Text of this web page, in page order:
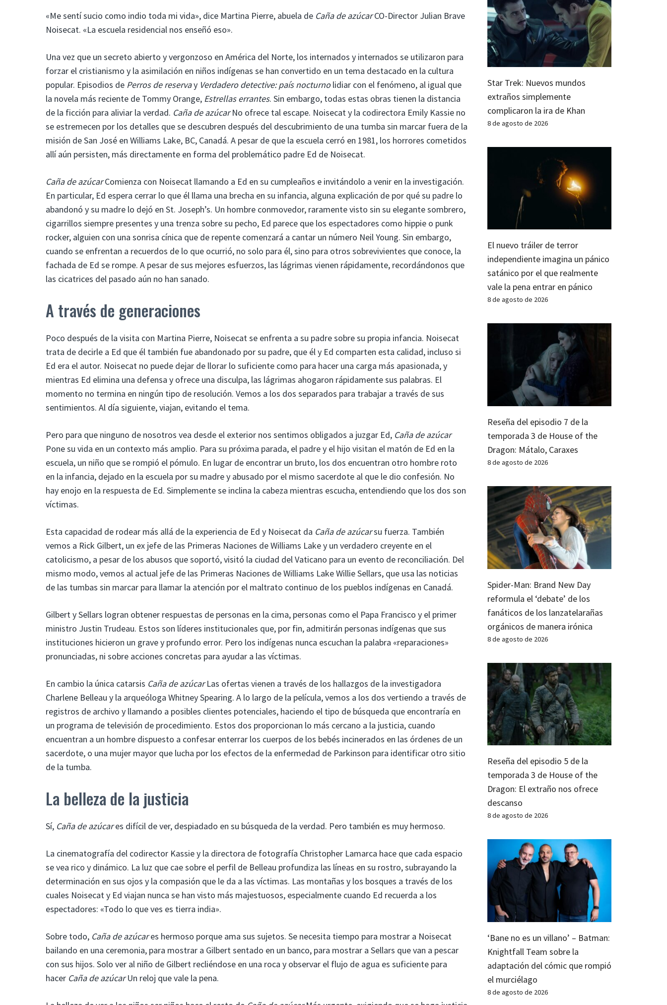
«Me sentí sucio como indio toda mi vida», dice Martina Pierre, abuela de Caña de azúcarCO-Director Julian Brave
Noisecat. «La escuela residencial nos enseñó eso».
Una vez que un secreto abierto y vergonzoso en América del Norte, los internados y internados se utilizaron para
forzar el cristianismo y la asimilación en niños indígenas se han convertido en un tema destacado en la cultura
popular. Episodios de Perros de reservay Verdadero detective: país nocturnolidiar con el fenómeno, al igual que
la novela más reciente de Tommy Orange, Estrellas errantes. Sin embargo, todas estas obras tienen la distancia
de la ficción para aliviar la verdad. Caña de azúcarNo ofrece tal escape. Noisecat y la codirectora Emily Kassie no
se estremecen por los detalles que se descubren después del descubrimiento de una tumba sin marcar fuera de la
misión de San José en Williams Lake, BC, Canadá. A pesar de que la escuela cerró en 1981, los horrores cometidos
allí aún persisten, más directamente en forma del problemático padre Ed de Noisecat.
Caña de azúcarComienza con Noisecat llamando a Ed en su cumpleaños e invitándolo a venir en la investigación.
En particular, Ed espera cerrar lo que él llama una brecha en su infancia, alguna explicación de por qué su padre lo
abandonó y su madre lo dejó en St. Joseph’s. Un hombre conmovedor, raramente visto sin su elegante sombrero,
cigarrillos siempre presentes y una trenza sobre su pecho, Ed parece que los espectadores como hippie o punk
rocker, alguien con una sonrisa cínica que de repente comenzará a cantar un número Neil Young. Sin embargo,
cuando se enfrentan a recuerdos de lo que ocurrió, no solo para él, sino para otros sobrevivientes que conoce, la
fachada de Ed se rompe. A pesar de sus mejores esfuerzos, las lágrimas vienen rápidamente, recordándonos que
las cicatrices del pasado aún no han sanado.
A través de generaciones
Poco después de la visita con Martina Pierre, Noisecat se enfrenta a su padre sobre su propia infancia. Noisecat
trata de decirle a Ed que él también fue abandonado por su padre, que él y Ed comparten esta calidad, incluso si
Ed era el autor. Noisecat no puede dejar de llorar lo suficiente como para hacer una carga más apasionada, y
mientras Ed elimina una defensa y ofrece una disculpa, las lágrimas ahogaron rápidamente sus palabras. El
momento no termina en ningún tipo de resolución. Vemos a los dos separados para trabajar a través de sus
sentimientos. Al día siguiente, viajan, evitando el tema.
Pero para que ninguno de nosotros vea desde el exterior nos sentimos obligados a juzgar Ed, Caña de azúcar
Pone su vida en un contexto más amplio. Para su próxima parada, el padre y el hijo visitan el matón de Ed en la
escuela, un niño que se rompió el pómulo. En lugar de encontrar un bruto, los dos encuentran otro hombre roto
en la infancia, dejado en la escuela por su madre y abusado por el mismo sacerdote al que le dio confesión. No
hay enojo en la respuesta de Ed. Simplemente se inclina la cabeza mientras escucha, entendiendo que los dos son
víctimas.
Esta capacidad de rodear más allá de la experiencia de Ed y Noisecat da Caña de azúcarsu fuerza. También
vemos a Rick Gilbert, un ex jefe de las Primeras Naciones de Williams Lake y un verdadero creyente en el
catolicismo, a pesar de los abusos que soportó, visitó la ciudad del Vaticano para un evento de reconciliación. Del
mismo modo, vemos al actual jefe de las Primeras Naciones de Williams Lake Willie Sellars, que usa las noticias
de las tumbas sin marcar para llamar la atención por el maltrato continuo de los pueblos indígenas en Canadá.
Gilbert y Sellars logran obtener respuestas de personas en la cima, personas como el Papa Francisco y el primer
ministro Justin Trudeau. Estos son líderes institucionales que, por fin, admitirán personas indígenas que sus
instituciones hicieron un grave y profundo error. Pero los indígenas nunca escuchan la palabra «reparaciones»
pronunciadas, ni sobre acciones concretas para ayudar a las víctimas.
En cambio la única catarsis Caña de azúcarLas ofertas vienen a través de los hallazgos de la investigadora
Charlene Belleau y la arqueóloga Whitney Spearing. A lo largo de la película, vemos a los dos vertiendo a través de
registros de archivo y llamando a posibles clientes potenciales, haciendo el tipo de búsqueda que encontraría en
un programa de televisión de procedimiento. Estos dos proporcionan lo más cercano a la justicia, cuando
encuentran a un hombre dispuesto a confesar enterrar los cuerpos de los bebés incinerados en las órdenes de un
sacerdote, o una mujer mayor que lucha por los efectos de la enfermedad de Parkinson para identificar otro sitio
de la tumba.
La belleza de la justicia
Sí, Caña de azúcares difícil de ver, despiadado en su búsqueda de la verdad. Pero también es muy hermoso.
La cinematografía del codirector Kassie y la directora de fotografía Christopher Lamarca hace que cada espacio
se vea rico y dinámico. La luz que cae sobre el perfil de Belleau profundiza las líneas en su rostro, subrayando la
determinación en sus ojos y la compasión que le da a las víctimas. Las montañas y los bosques a través de los
cuales Noisecat y Ed viajan nunca se han visto más majestuosos, especialmente cuando Ed recuerda a los
espectadores: «Todo lo que ves es tierra india».
Sobre todo, Caña de azúcares hermoso porque ama sus sujetos. Se necesita tiempo para mostrar a Noisecat
bailando en una ceremonia, para mostrar a Gilbert sentado en un banco, para mostrar a Sellars que van a pescar
con sus hijos. Solo ver al niño de Gilbert recliéndose en una roca y observar el flujo de agua es suficiente para
hacer Caña de azúcarUn reloj que vale la pena.
Star Trek: Nuevos mundos
extraños simplemente
complicaron la ira de Khan
8 de agosto de 2026
El nuevo tráiler de terror
independiente imagina un pánico
satánico por el que realmente
vale la pena entrar en pánico
8 de agosto de 2026
Reseña del episodio 7 de la
temporada 3 de House of the
Dragon: Mátalo, Caraxes
8 de agosto de 2026
Spider-Man: Brand New Day
reformula el ‘debate’ de los
fanáticos de los lanzatelarañas
orgánicos de manera irónica
8 de agosto de 2026
Reseña del episodio 5 de la
temporada 3 de House of the
Dragon: El extraño nos ofrece
descanso
8 de agosto de 2026
‘Bane no es un villano’ – Batman:
Knightfall Team sobre la
adaptación del cómic que rompió
el murciélago
8 de agosto de 2026